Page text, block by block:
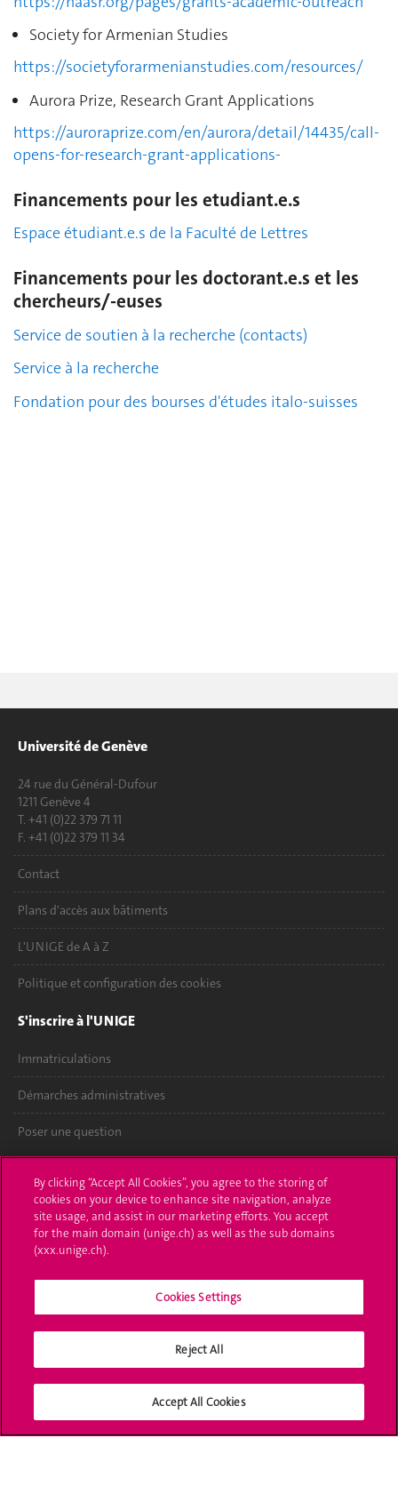
Society for Armenian Studies
https://societyforarmenianstudies.com/resources/
Aurora Prize, Research Grant Applications
https://auroraprize.com/en/aurora/detail/14435/call-
opens-for-research-grant-applications-
Financements pour les etudiant.e.s
Espace étudiant.e.s de la Faculté de Lettres
Financements pour les doctorant.e.s et les
chercheurs/-euses
Service de soutien à la recherche (contacts)
Service à la recherche
Fondation pour des bourses d'études italo-suisses
Université de Genève
24 rue du Général-Dufour
1211 Genève 4
T. +41 (0)22 379 71 11
F. +41 (0)22 379 11 34
Contact
Plans d'accès aux bâtiments
L'UNIGE de A à Z
Politique et configuration des cookies
S'inscrire à l'UNIGE
Immatriculations
Démarches administratives
Poser une question
UNIGE Mobile
Médias
Offres d'emploi
Bibliothèque
Médias sociaux UNIGE
By clicking “Accept All Cookies”, you agree to the storing of
cookies on your device to enhance site navigation, analyze
site usage, and assist in our marketing efforts. You accept
for the main domain (unige.ch) as well as the sub domains
(xxx.unige.ch).
Cookies Settings
Reject All
Accept All Cookies